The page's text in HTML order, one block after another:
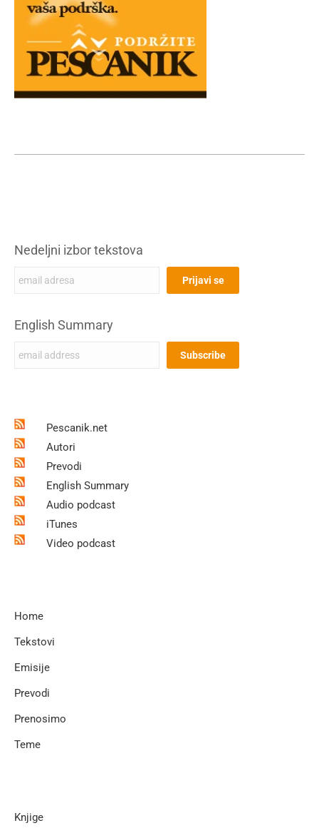
Nedeljni izbor tekstova
English Summary
Pescanik.net
Autori
Prevodi
English Summary
Audio podcast
iTunes
Video podcast
Home
Tekstovi
Emisije
Prevodi
Prenosimo
Teme
Knjige